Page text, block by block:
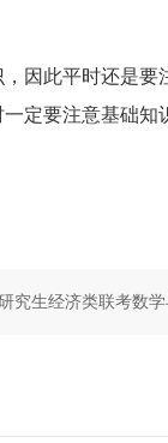
因此平时还是要
定要注意基础知
究生经济类联考数